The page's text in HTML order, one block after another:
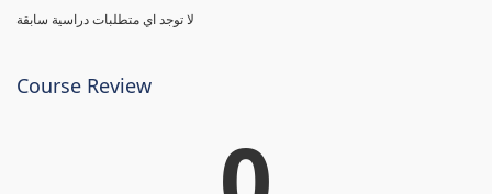
لا توجد اي متطلبات دراسية سابقة
Course Review